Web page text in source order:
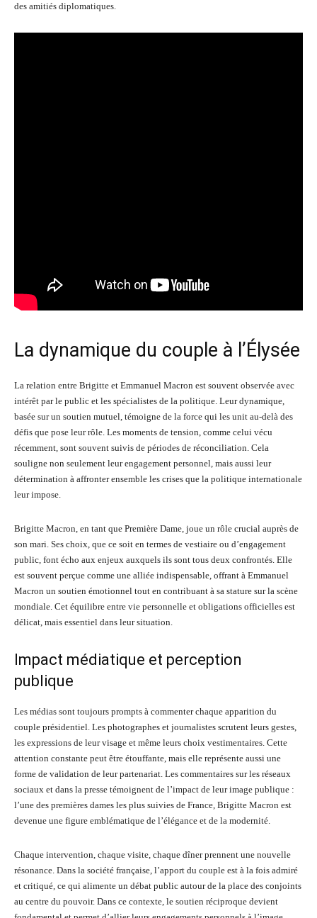
des amitiés diplomatiques.
La dynamique du couple à l’Élysée
La relation entre Brigitte et Emmanuel Macron est souvent observée avec
intérêt par le public et les spécialistes de la politique. Leur dynamique,
basée sur un soutien mutuel, témoigne de la force qui les unit au-delà des
défis que pose leur rôle. Les moments de tension, comme celui vécu
récemment, sont souvent suivis de périodes de réconciliation. Cela
souligne non seulement leur engagement personnel, mais aussi leur
détermination à affronter ensemble les crises que la politique internationale
leur impose.
Brigitte Macron, en tant que Première Dame, joue un rôle crucial auprès de
son mari. Ses choix, que ce soit en termes de vestiaire ou d’engagement
public, font écho aux enjeux auxquels ils sont tous deux confrontés. Elle
est souvent perçue comme une alliée indispensable, offrant à Emmanuel
Macron un soutien émotionnel tout en contribuant à sa stature sur la scène
mondiale. Cet équilibre entre vie personnelle et obligations officielles est
délicat, mais essentiel dans leur situation.
Impact médiatique et perception
publique
Les médias sont toujours prompts à commenter chaque apparition du
couple présidentiel. Les photographes et journalistes scrutent leurs gestes,
les expressions de leur visage et même leurs choix vestimentaires. Cette
attention constante peut être étouffante, mais elle représente aussi une
forme de validation de leur partenariat. Les commentaires sur les réseaux
sociaux et dans la presse témoignent de l’impact de leur image publique :
l’une des premières dames les plus suivies de France, Brigitte Macron est
devenue une figure emblématique de l’élégance et de la modernité.
Chaque intervention, chaque visite, chaque dîner prennent une nouvelle
résonance. Dans la société française, l’apport du couple est à la fois admiré
et critiqué, ce qui alimente un débat public autour de la place des conjoints
au centre du pouvoir. Dans ce contexte, le soutien réciproque devient